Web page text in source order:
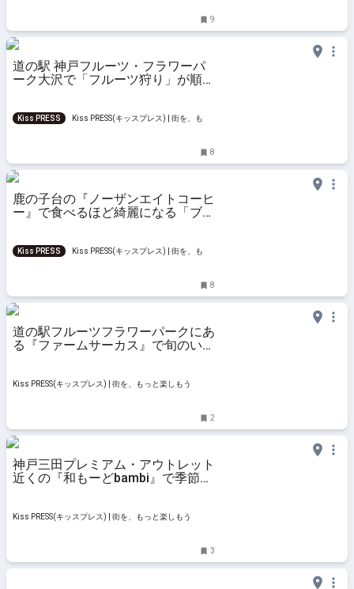
9
道の駅 神戸フルーツ・フラワーパ
ーク大沢で「フルーツ狩り」が順次
Kiss PRESS
Kiss PRESS(キッスプレス) | 街を、もっ
8
鹿の子台の『ノーザンエイトコーヒ
ー』で食べるほど綺麗になる「ブッ
Kiss PRESS
Kiss PRESS(キッスプレス) | 街を、もっ
8
道の駅フルーツフラワーパークにあ
る『ファームサーカス』で旬のいち
Kiss PRESS(キッスプレス) | 街を、もっと楽しもう
2
神戸三田プレミアム・アウトレット
近くの『和もーどbambi』で季節御
Kiss PRESS(キッスプレス) | 街を、もっと楽しもう
3